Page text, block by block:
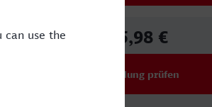
65,98 €
Verbindung prüfen